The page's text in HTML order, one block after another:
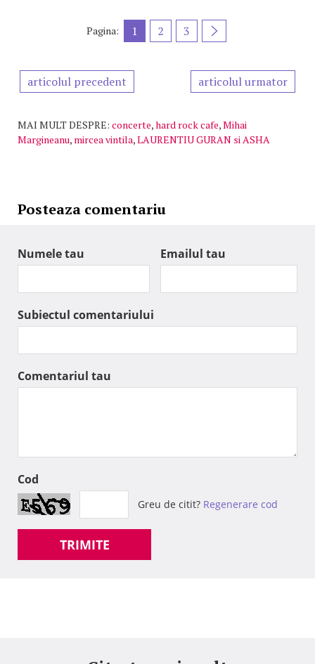
Pagina: 1 2 3
articolul precedent articolul urmator
MAI MULT DESPRE: concerte,hard rock cafe,Mihai
Margineanu, mircea vintila,LAURENTIU GURAN si ASHA
Posteaza comentariu
Numele tau Emailul tau
Subiectul comentariului
Comentariul tau
Cod
Greu de citit? Regenerare cod
TRIMITE